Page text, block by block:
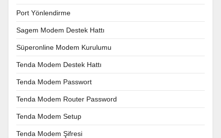
Port Yönlendirme
Sagem Modem Destek Hattı
Süperonline Modem Kurulumu
Tenda Modem Destek Hattı
Tenda Modem Passwort
Tenda Modem Router Password
Tenda Modem Setup
Tenda Modem Şifresi